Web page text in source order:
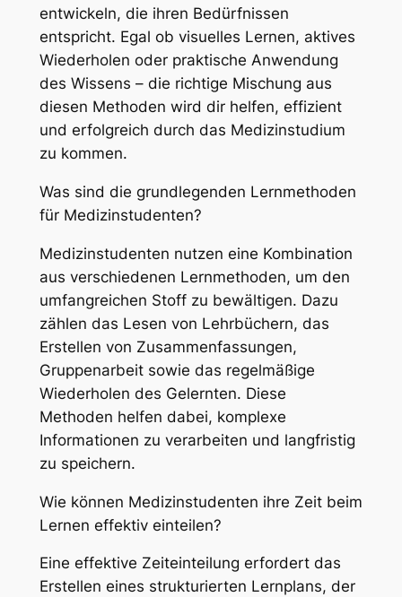
entwickeln, die ihren Bedürfnissen
entspricht. Egal ob visuelles Lernen, aktives
Wiederholen oder praktische Anwendung
des Wissens – die richtige Mischung aus
diesen Methoden wird dir helfen, effizient
und erfolgreich durch das Medizinstudium
zu kommen.
Was sind die grundlegenden Lernmethoden
für Medizinstudenten?
Medizinstudenten nutzen eine Kombination
aus verschiedenen Lernmethoden, um den
umfangreichen Stoff zu bewältigen. Dazu
zählen das Lesen von Lehrbüchern, das
Erstellen von Zusammenfassungen,
Gruppenarbeit sowie das regelmäßige
Wiederholen des Gelernten. Diese
Methoden helfen dabei, komplexe
Informationen zu verarbeiten und langfristig
zu speichern.
Wie können Medizinstudenten ihre Zeit beim
Lernen effektiv einteilen?
Eine effektive Zeiteinteilung erfordert das
Erstellen eines strukturierten Lernplans, der